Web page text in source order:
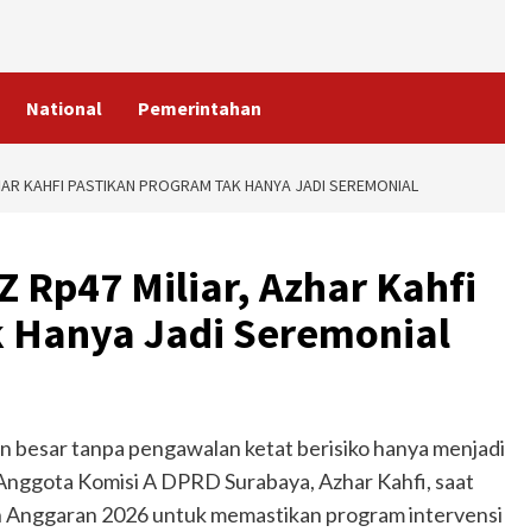
National Pemerintahan
KAHFI PASTIKAN PROGRAM TAK HANYA JADI SEREMONIAL
Rp47 Miliar, Azhar Kahfi
Jadi Seremonial
besar tanpa pengawalan ketat berisiko hanya menjadi
Komisi A DPRD Surabaya, Azhar Kahfi, saat
Anggaran 2026 untuk memastikan program intervensi